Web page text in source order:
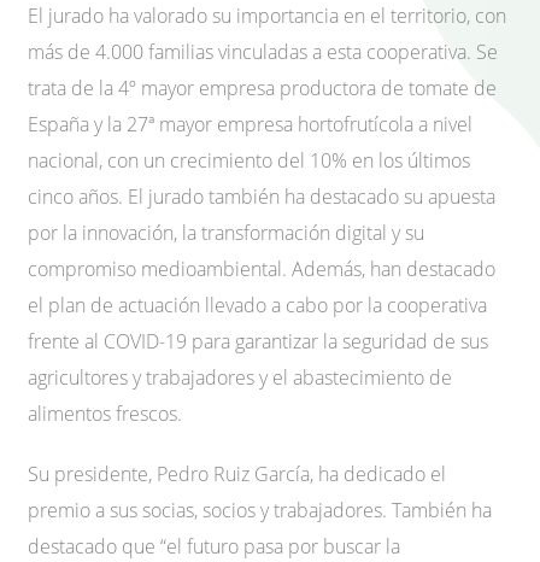
El jurado ha valorado su importancia en el territorio, con
más de 4.000 familias vinculadas a esta cooperativa. Se
trata de la 4º mayor empresa productora de tomate de
España y la 27ª mayor empresa hortofrutícola a nivel
nacional, con un crecimiento del 10% en los últimos
cinco años. El jurado también ha destacado su apuesta
por la innovación, la transformación digital y su
compromiso medioambiental. Además, han destacado
el plan de actuación llevado a cabo por la cooperativa
frente al COVID-19 para garantizar la seguridad de sus
agricultores y trabajadores y el abastecimiento de
alimentos frescos.
Su presidente, Pedro Ruiz García, ha dedicado el
premio a sus socias, socios y trabajadores. También ha
destacado que “el futuro pasa por buscar la